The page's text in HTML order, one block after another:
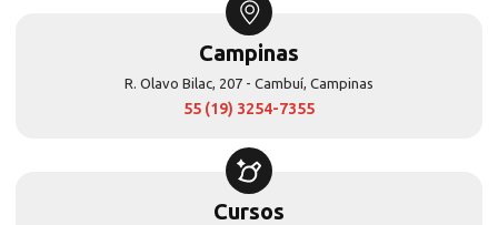
Campinas
R. Olavo Bilac, 207 - Cambuí, Campinas
55 (19) 3254-7355
Cursos